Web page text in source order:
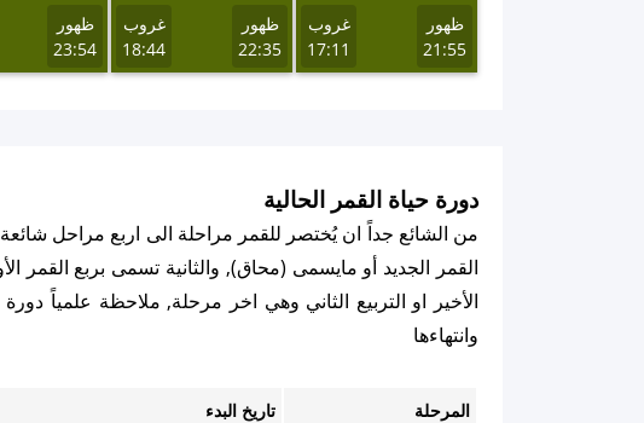
ظهور
21:55
غروب
17:11
ظهور
22:35
غروب
18:44
ظهور
23:54
دورة حياة القمر الحالية
من الشائع جداً ان يُختصر للقمر مراحلة الى اربع مراحل
القمر الجديد أو مايسمى (محاق), والثانية تسمى بربع القمر
الأخير او التربيع الثاني وهي اخر مرحلة, ملاحظة علمياً
وانتهاءها
المرحلة تاريخ البدء